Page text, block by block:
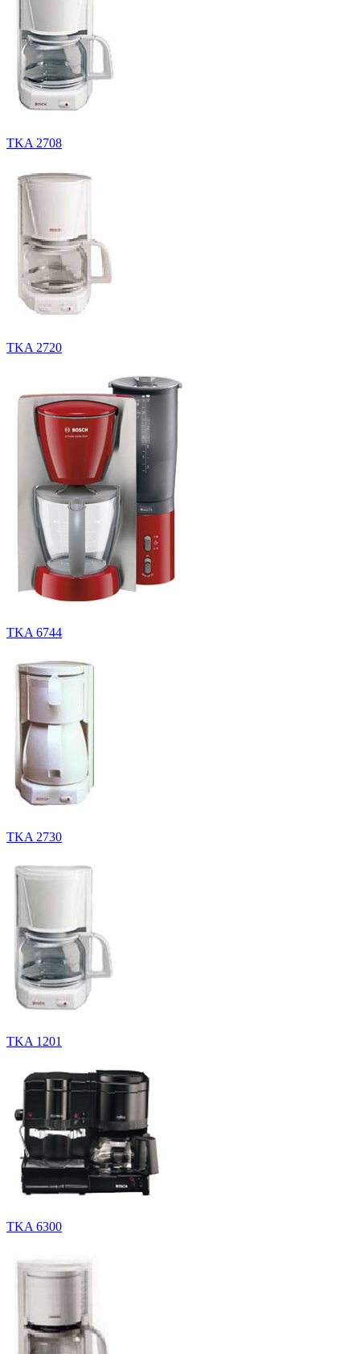
TKA 2708
TKA 2720
TKA 6744
TKA 2730
TKA 1201
TKA 6300